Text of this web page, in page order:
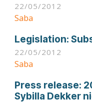
22/05/2012
Saba
Legislation:
22/05/2012
Saba
Press release:
Sybilla Dekker